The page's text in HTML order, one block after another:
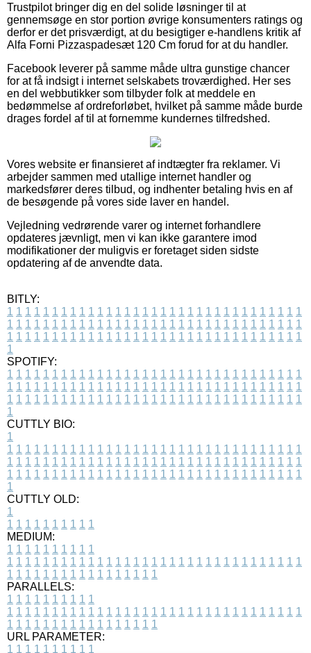
Trustpilot bringer dig en del solide løsninger til at
gennemsøge en stor portion øvrige konsumenters ratings og
derfor er det prisværdigt, at du besigtiger e-handlens kritik af
Alfa Forni Pizzaspadesæt 120 Cm forud for at du handler.
Facebook leverer på samme måde ultra gunstige chancer
for at få indsigt i internet selskabets troværdighed. Her ses
en del webbutikker som tilbyder folk at meddele en
bedømmelse af ordreforløbet, hvilket på samme måde burde
drages fordel af til at fornemme kundernes tilfredshed.
Vores website er finansieret af indtægter fra reklamer. Vi
arbejder sammen med utallige internet handler og
markedsfører deres tilbud, og indhenter betaling hvis en af
de besøgende på vores side laver en handel.
Vejledning vedrørende varer og internet forhandlere
opdateres jævnligt, men vi kan ikke garantere imod
modifikationer der muligvis er foretaget siden sidste
opdatering af de anvendte data.
BITLY:
1 1 1 1 1 1 1 1 1 1 1 1 1 1 1 1 1 1 1 1 1 1 1 1 1 1 1 1 1 1 1 1 1
1 1 1 1 1 1 1 1 1 1 1 1 1 1 1 1 1 1 1 1 1 1 1 1 1 1 1 1 1 1 1 1 1
1 1 1 1 1 1 1 1 1 1 1 1 1 1 1 1 1 1 1 1 1 1 1 1 1 1 1 1 1 1 1 1 1
1
SPOTIFY:
1 1 1 1 1 1 1 1 1 1 1 1 1 1 1 1 1 1 1 1 1 1 1 1 1 1 1 1 1 1 1 1 1
1 1 1 1 1 1 1 1 1 1 1 1 1 1 1 1 1 1 1 1 1 1 1 1 1 1 1 1 1 1 1 1 1
1 1 1 1 1 1 1 1 1 1 1 1 1 1 1 1 1 1 1 1 1 1 1 1 1 1 1 1 1 1 1 1 1
1
CUTTLY BIO:
1
1 1 1 1 1 1 1 1 1 1 1 1 1 1 1 1 1 1 1 1 1 1 1 1 1 1 1 1 1 1 1 1 1
1 1 1 1 1 1 1 1 1 1 1 1 1 1 1 1 1 1 1 1 1 1 1 1 1 1 1 1 1 1 1 1 1
1 1 1 1 1 1 1 1 1 1 1 1 1 1 1 1 1 1 1 1 1 1 1 1 1 1 1 1 1 1 1 1 1
1
CUTTLY OLD:
1
1 1 1 1 1 1 1 1 1 1
MEDIUM:
1 1 1 1 1 1 1 1 1 1
1 1 1 1 1 1 1 1 1 1 1 1 1 1 1 1 1 1 1 1 1 1 1 1 1 1 1 1 1 1 1 1 1
1 1 1 1 1 1 1 1 1 1 1 1 1 1 1 1 1
PARALLELS:
1 1 1 1 1 1 1 1 1 1
1 1 1 1 1 1 1 1 1 1 1 1 1 1 1 1 1 1 1 1 1 1 1 1 1 1 1 1 1 1 1 1 1
1 1 1 1 1 1 1 1 1 1 1 1 1 1 1 1 1
URL PARAMETER:
1 1 1 1 1 1 1 1 1 1